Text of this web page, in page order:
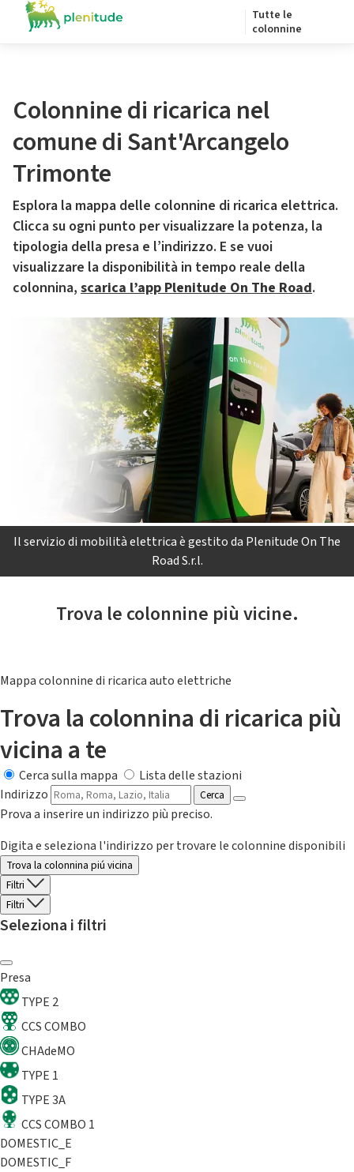
Tutte le
colonnine
Colonnine di ricarica nel
comune di Sant'Arcangelo
Trimonte
Esplora la mappa delle colonnine di ricarica elettrica.
Clicca su ogni punto per visualizzare la potenza, la
tipologia della presa e l’indirizzo. E se vuoi
visualizzare la disponibilità in tempo reale della
colonnina, scarica l’app Plenitude On The Road.
Il servizio di mobilità elettrica è gestito da Plenitude On The
Road S.r.l.
Trova le colonnine più vicine.
Mappa colonnine di ricarica auto elettriche
Trova la colonnina di ricarica più
vicina a te
Cerca sulla mappa
Lista delle stazioni
Indirizzo
Cerca
Prova a inserire un indirizzo più preciso.
Digita e seleziona l'indirizzo per trovare le colonnine disponibili
Trova la colonnina piú vicina
Filtri
Filtri
Seleziona i filtri
Presa
TYPE 2
CCS COMBO
CHAdeMO
TYPE 1
TYPE 3A
CCS COMBO 1
DOMESTIC_E
DOMESTIC_F